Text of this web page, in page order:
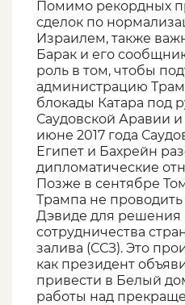
Помимо рекордных
сделок по
Израилем, также
Барак и его
роль в том, чтобы
администрацию
блокады Катара под
Саудовской Аравии и
июне 2017 года
Египет и Бахрейн
дипломатические
Позже в сентябре
Трампа не
Дэвиде для решения
сотрудничества
залива (ССЗ). Это
как президент
привести в Белый
работы над